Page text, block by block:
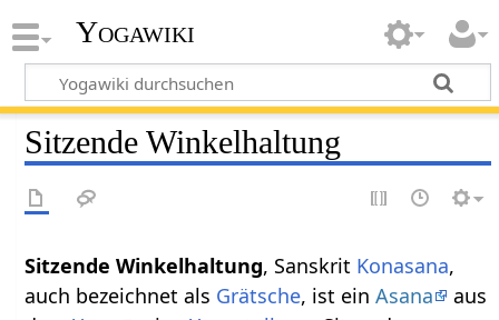
Yogawiki
Sitzende Winkelhaltung
Sitzende Winkelhaltung, Sanskrit Konasana,
auch bezeichnet als Grätsche, ist einAsana
aus